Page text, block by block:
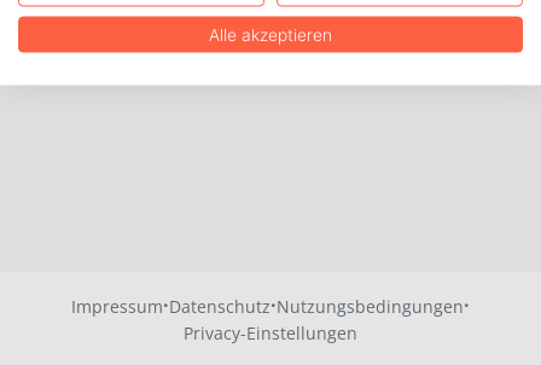
Impressum·Datenschutz·Nutzungsbedingungen·
Privacy-Einstellungen
Alle akzeptieren